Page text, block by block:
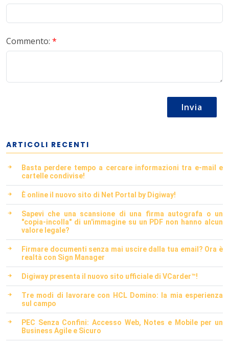
Commento: *
Invia
ARTICOLI RECENTI
Basta perdere tempo a cercare informazioni tra e-mail e
cartelle condivise!
È online il nuovo sito di Net Portal by Digiway!
Sapevi che una scansione di una firma autografa o un
"copia-incolla" di un'immagine su un PDF non hanno alcun
valore legale?
Firmare documenti senza mai uscire dalla tua email? Ora è
realtà con Sign Manager
Digiway presenta il nuovo sito ufficiale di VCarder™!
Tre modi di lavorare con HCL Domino: la mia esperienza
sul campo
PEC Senza Confini: Accesso Web, Notes e Mobile per un
Business Agile e Sicuro